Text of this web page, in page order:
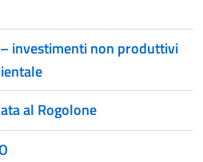
– investimenti non produttivi
al Rogolone